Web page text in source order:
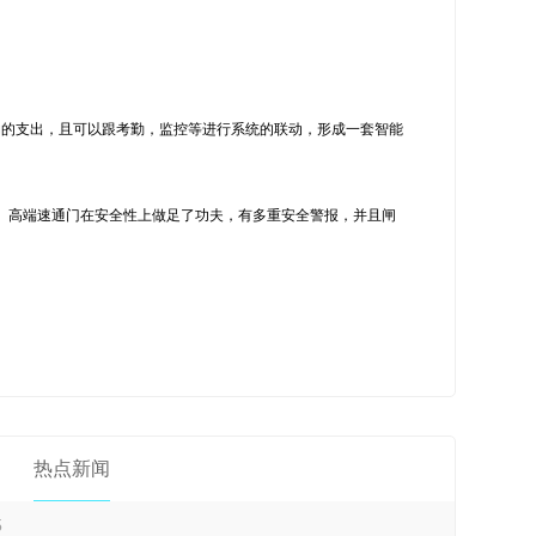
支出，且可以跟考勤，监控等进行系统的联动，形成一套智能
端速通门在安全性上做足了功夫，有多重安全警报，并且闸
热点新闻